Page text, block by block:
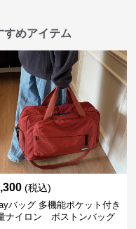
すめアイテム
(税込)
バッグ 多機能ポケット付き
ナイロン ボストンバッグ